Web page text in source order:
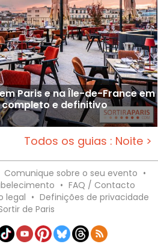
Paris e na Île-de-France em
completo e definitivo
Todos os guias : Noite >
Comunique sobre o seu evento •
• FAQ / Contacto
legal • Definições de privacidade
de Paris